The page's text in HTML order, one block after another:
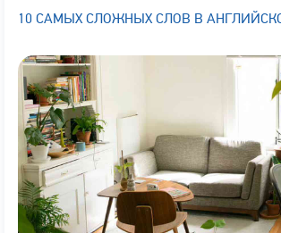
10 САМЫХ СЛОЖНЫХ СЛОВ В